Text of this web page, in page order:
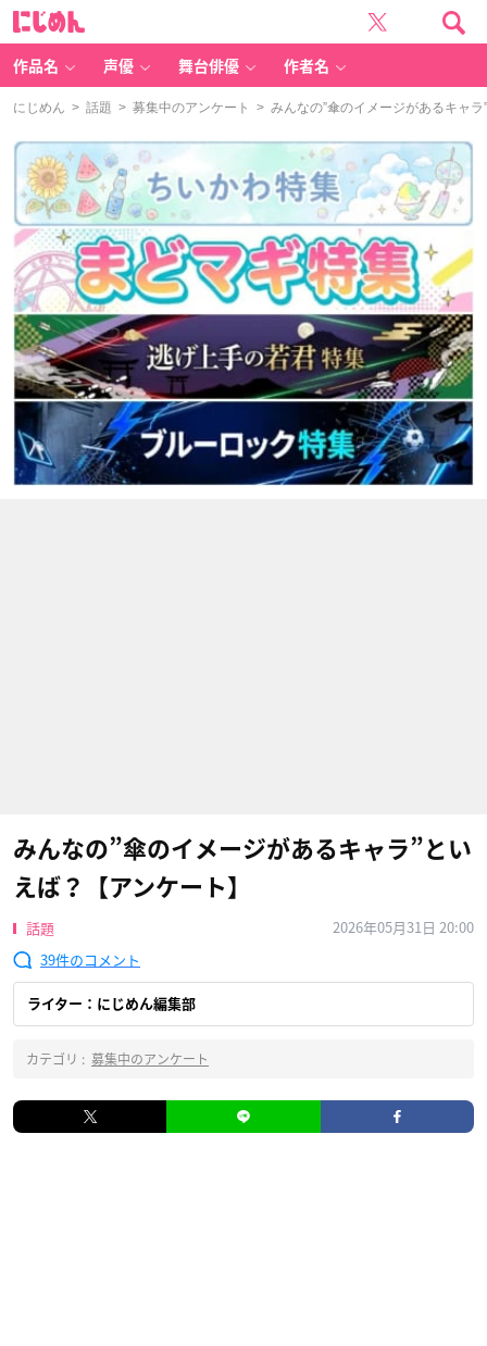
作品名 声優 舞台俳優 作者名
にじめん > 話題 > 募集中のアンケート > みんなの”傘のイメージがあるキャ
みんなの”傘のイメージがあるキャラ”とい
えば？【アンケート】
話題
2026年05月31日 20:00
39
ライター：にじめん編集部
カテゴリ : 募集中のアンケート